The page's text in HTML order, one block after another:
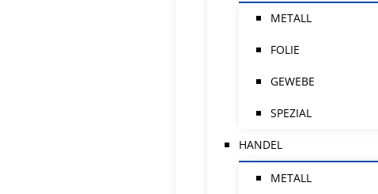
METALL
FOLIE
GEWEBE
SPEZIAL
HANDEL
METALL